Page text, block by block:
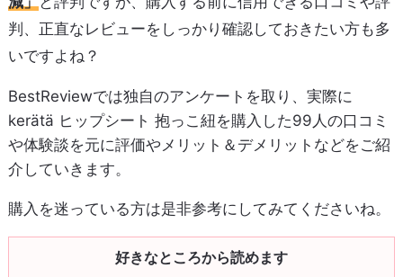
判、正直なレビューをしっかり確認しておきたい方も多
いですよね？
BestReviewでは独自のアンケートを取り、実際に
kerätä ヒップシート 抱っこ紐を購入した99人の口コミ
や体験談を元に評価やメリット＆デメリットなどをご紹
介していきます。
購入を迷っている方は是非参考にしてみてくださいね。
好きなところから読めます